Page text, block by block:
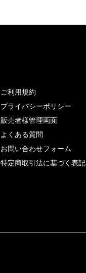
ご利用規約
プライバシーポリシー
販売者様管理画面
よくある質問
お問い合わせフォーム
特定商取引法に基づく表記